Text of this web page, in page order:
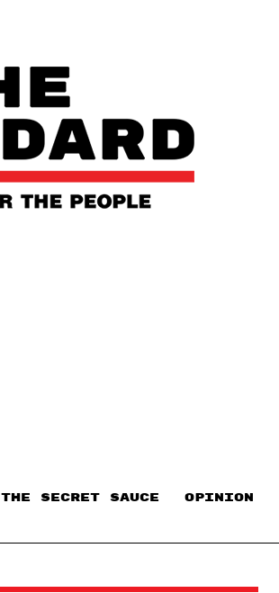
THE SECRET SAUCE​ OPINION